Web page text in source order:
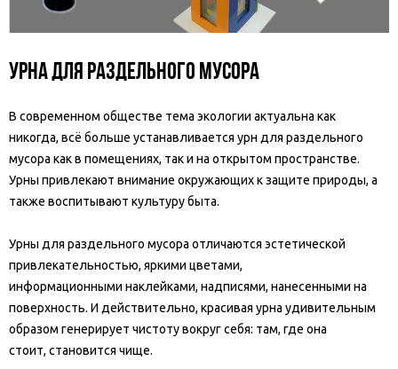
Урна для раздельного мусора
В современном обществе тема экологии актуальна как
никогда, всё больше устанавливается урн для раздельного
мусора как в помещениях, так и на открытом пространстве.
Урны привлекают внимание окружающих к защите природы, а
также воспитывают культуру быта.
Урны для раздельного мусора отличаются эстетической
привлекательностью, яркими цветами,
информационными наклейками, надписями, нанесенными на
поверхность. И действительно, красивая урна удивительным
образом генерирует чистоту вокруг себя: там, где она
стоит, становится чище.